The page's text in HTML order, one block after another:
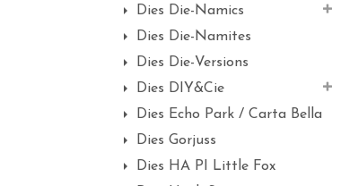
Dies Die-Namics
Dies Die-Namites
Dies Die-Versions
Dies DIY&Cie
Dies Echo Park / Carta Bella
Dies Gorjuss
Dies HA PI Little Fox